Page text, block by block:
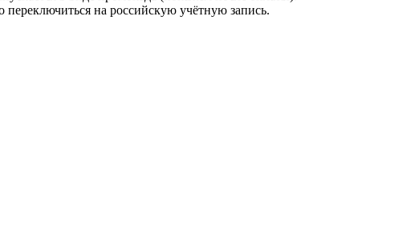
на российскую учётную запись.